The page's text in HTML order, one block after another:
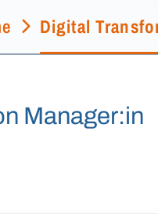
Digital
Manager:in